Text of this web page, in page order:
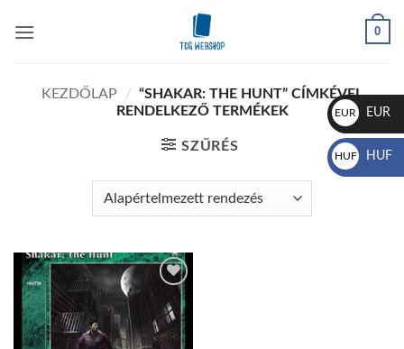
0
KEZDŐLAP / “SHAKAR: THE HUNT” CÍMKÉVEL
RENDELKEZŐ TERMÉKEK
SZŰRÉS
Add to
wishlist
EUR
€
EUR
HUF
Ft
HUF